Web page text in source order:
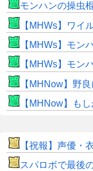
モンハンの操虫棍「スリン
【MHWs】ワイルズアセン
【MHWs】モンハ
【MHWs】モン
【MHNow】野良に文句言って
【MHNow】も
【祝報】声優・衣川里佳さん結婚発表！「ゾンビラン
スパロボで最後